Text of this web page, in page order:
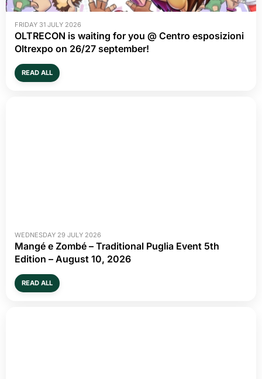
FRIDAY 31 JULY 2026
OLTRECON is waiting for you @ Centro esposizioni
Oltrexpo on 26/27 september!
READ ALL
WEDNESDAY 29 JULY 2026
Mangé e Zombé – Traditional Puglia Event 5th
Edition – August 10, 2026
READ ALL